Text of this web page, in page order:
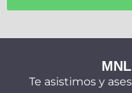
Te asistimos y